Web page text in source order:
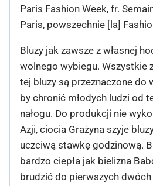
Paris Fashion Week, fr.
Paris, powszechnie [la]
Bluzy jak zawsze z własnej
wolnego wybiegu. Wszystkie
tej bluzy są przeznaczone do
by chronić młodych ludzi od
nałogu. Do produkcji nie
Azji, ciocia Grażyna szyje
uczciwą stawkę godzinową.
bardzo ciepła jak bielizna
brudzić do pierwszych